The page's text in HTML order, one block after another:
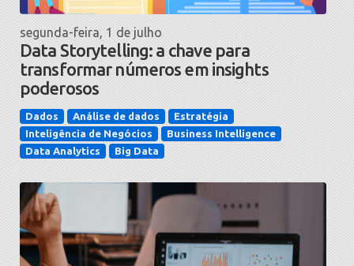
segunda-feira, 1 de julho
Data Storytelling: a chave para
transformar números em insights
poderosos
Dados Análise de dados
Estratégia
Inteligência de Negócios
Business Intelligence
Data Analytics
Big Data